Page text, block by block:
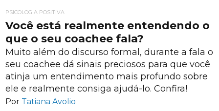
PSICOLOGIA POSITIVA
Você está realmente entendendo o
que o seu coachee fala?
Muito além do discurso formal, durante a fala o
seu coachee dá sinais preciosos para que você
atinja um entendimento mais profundo sobre
ele e realmente consiga ajudá-lo. Confira!
Por Tatiana Avolio